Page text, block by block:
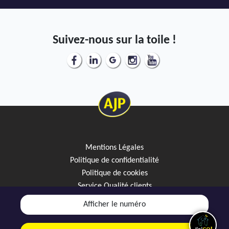
Afficher le numéro
Suivez-nous sur la toile !
Mentions Légales
Politique de confidentialité
Politique de cookies
Service Qualité clients
Créez votre alerte mail